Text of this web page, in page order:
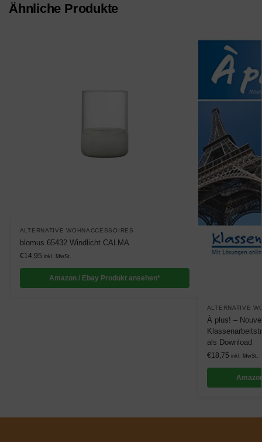
Ähnliche Produkte
ALTERNATIVE WOHNACCESSOIRES
blomus 65432 Windlicht CALMA
€14,95 inkl. MwSt.
Amazon / Ebay Produkt ansehen*
ALTERNATIVE
À plus! –
als Download
€18,75 inkl. MwSt.